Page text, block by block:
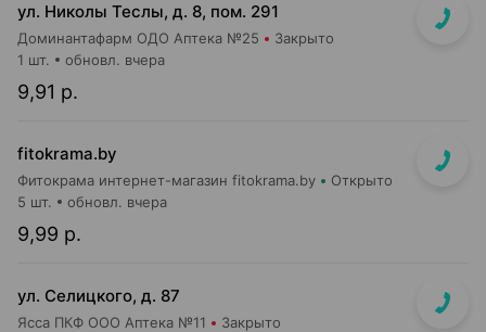
ул. Николы Теслы, д. 8, пом. 291
Доминантафарм ОДО Аптека №25 Закрыто
9,91 р.
1 шт. обновл. вчера
fitokrama.by
Фитокрама интернет-магазин fitokrama.by Открыто
9,99 р.
5 шт. обновл. вчера
ул. Селицкого, д. 87
Ясса ПКФ ООО Аптека №11 Закрыто